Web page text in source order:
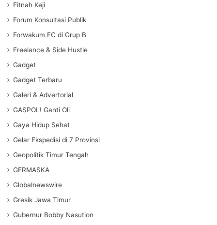
Fitnah Keji
Forum Konsultasi Publik
Forwakum FC di Grup B
Freelance & Side Hustle
Gadget
Gadget Terbaru
Galeri & Advertorial
GASPOL! Ganti Oli
Gaya Hidup Sehat
Gelar Ekspedisi di 7 Provinsi
Geopolitik Timur Tengah
GERMASKA
Globalnewswire
Gresik Jawa Timur
Gubernur Bobby Nasution